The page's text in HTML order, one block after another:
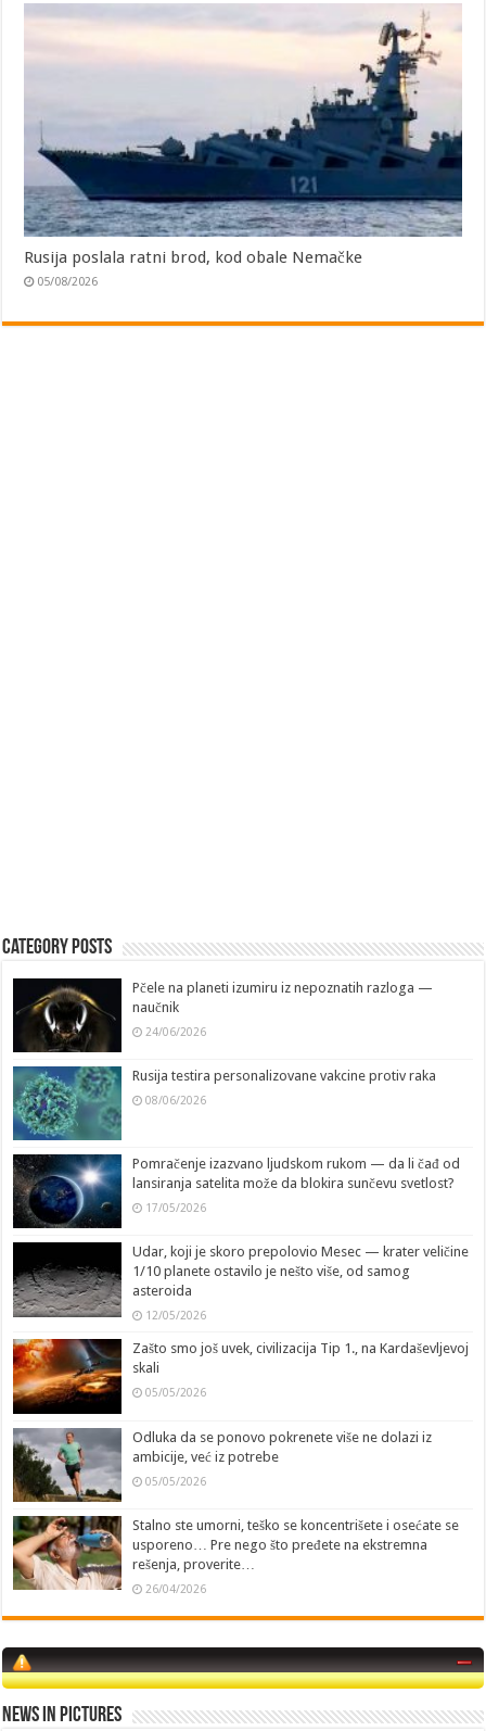
Rusija poslala ratni brod, kod obale Nemačke
05/08/2026
Category Posts
Pčele na planeti izumiru iz nepoznatih razloga —
naučnik
24/06/2026
Rusija testira personalizovane vakcine protiv raka
08/06/2026
Pomračenje izazvano ljudskom rukom — da li čađ od
lansiranja satelita može da blokira sunčevu svetlost?
17/05/2026
Udar, koji je skoro prepolovio Mesec — krater veličine
1/10 planete ostavilo je nešto više, od samog
asteroida
12/05/2026
Zašto smo još uvek, civilizacija Tip 1., na Kardaševljevoj
skali
05/05/2026
Odluka da se ponovo pokrenete više ne dolazi iz
ambicije, već iz potrebe
05/05/2026
Stalno ste umorni, teško se koncentrišete i osećate se
usporeno… Pre nego što pređete na ekstremna
rešenja, proverite…
26/04/2026
News in Pictures